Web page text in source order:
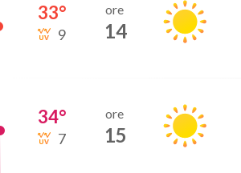
33°
9
ore
14
34°
7
ore
15